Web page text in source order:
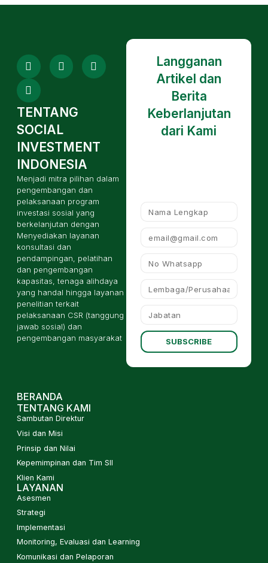
TENTANG
SOCIAL
INVESTMENT
INDONESIA
Menjadi mitra pilihan dalam
pengembangan dan
pelaksanaan program
investasi sosial yang
berkelanjutan dengan
Menyediakan layanan
konsultasi dan
pendampingan, pelatihan
dan pengembangan
kapasitas, tenaga alihdaya
yang handal hingga layanan
penelitian terkait
pelaksanaan CSR (tanggung
jawab sosial) dan
pengembangan masyarakat
Langganan
Artikel dan
Berita
Keberlanjutan
dari Kami
SUBSCRIBE
BERANDA
TENTANG KAMI
Sambutan Direktur
Visi dan Misi
Prinsip dan Nilai
Kepemimpinan dan Tim SII
Klien Kami
LAYANAN
Asesmen
Strategi
Implementasi
Monitoring, Evaluasi dan Learning
Komunikasi dan Pelaporan